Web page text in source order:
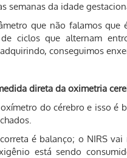
semanas da idade
que não falamos
ciclos que alternam
conseguimos
direta da oximetria
do cérebro e isso
é balanço; o NIRS
está sendo